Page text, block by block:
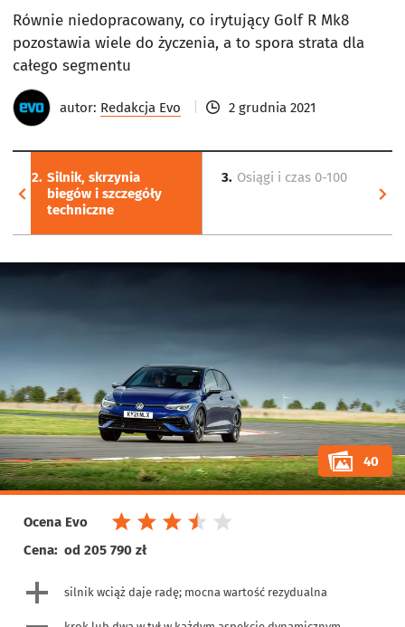
Równie niedopracowany, co irytujący Golf R Mk8
pozostawia wiele do życzenia, a to spora strata dla
całego segmentu
autor: Redakcja Evo 2 grudnia 2021
2. Silnik, skrzynia
biegów i szczegóły
techniczne
3. Osiągi i czas 0-100
40
Ocena Evo
Cena: od 205 790 zł
silnik wciąż daje radę; mocna wartość rezydualna